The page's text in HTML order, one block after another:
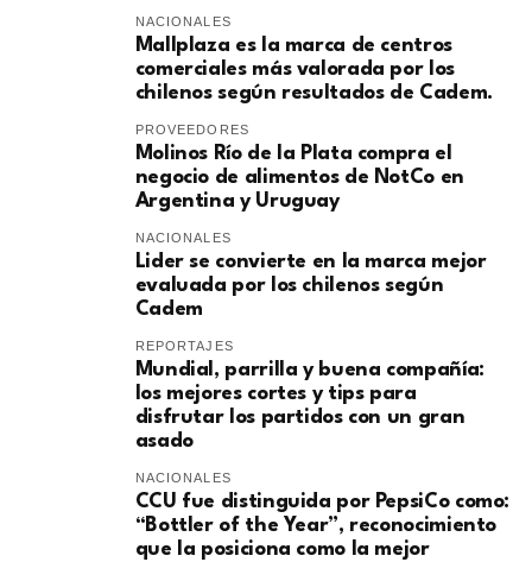
NACIONALES
Mallplaza es la marca de centros
comerciales más valorada por los
chilenos según resultados de Cadem.
PROVEEDORES
Molinos Río de la Plata compra el
negocio de alimentos de NotCo en
Argentina y Uruguay
NACIONALES
Lider se convierte en la marca mejor
evaluada por los chilenos según
Cadem
REPORTAJES
Mundial, parrilla y buena compañía:
los mejores cortes y tips para
disfrutar los partidos con un gran
asado
NACIONALES
CCU fue distinguida por PepsiCo como:
“Bottler of the Year”, reconocimiento
que la posiciona como la mejor